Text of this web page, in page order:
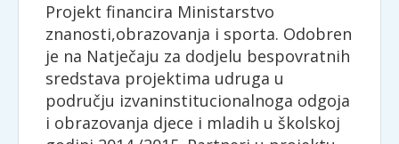
Projekt financira Ministarstvo
znanosti,obrazovanja i sporta. Odobren
je na Natječaju za dodjelu bespovratnih
sredstava projektima udruga u
području izvaninstitucionalnoga odgoja
i obrazovanja djece i mladih u školskoj